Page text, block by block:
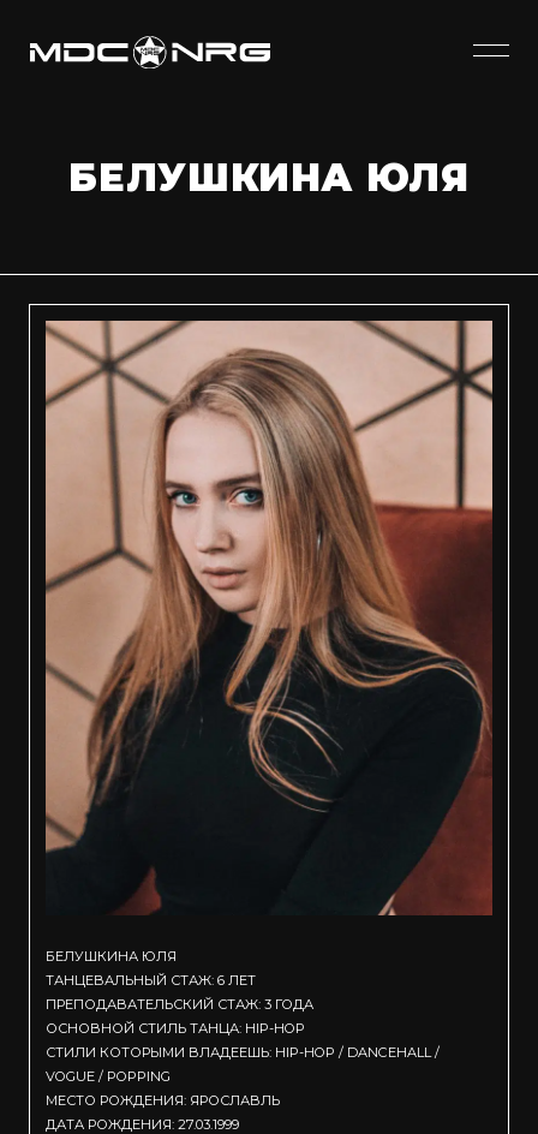
БЕЛУШКИНА ЮЛЯ
БЕЛУШКИНА ЮЛЯ
ТАНЦЕВАЛЬНЫЙ СТАЖ: 6 ЛЕТ
ПРЕПОДАВАТЕЛЬСКИЙ СТАЖ: 3 ГОДА
ОСНОВНОЙ СТИЛЬ ТАНЦА: HIP-HOP
СТИЛИ КОТОРЫМИ ВЛАДЕЕШЬ: HIP-HOP / DANCEHALL /
VOGUE / POPPING
МЕСТО РОЖДЕНИЯ: ЯРОСЛАВЛЬ
ДАТА РОЖДЕНИЯ: 27.03.1999